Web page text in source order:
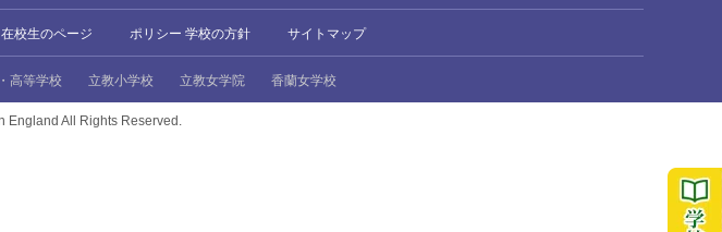
校生のページ ポリシー 学校の方針 サイトマップ
高等学校 立教小学校 立教女学院 香蘭女学校
England All Rights Reserved.